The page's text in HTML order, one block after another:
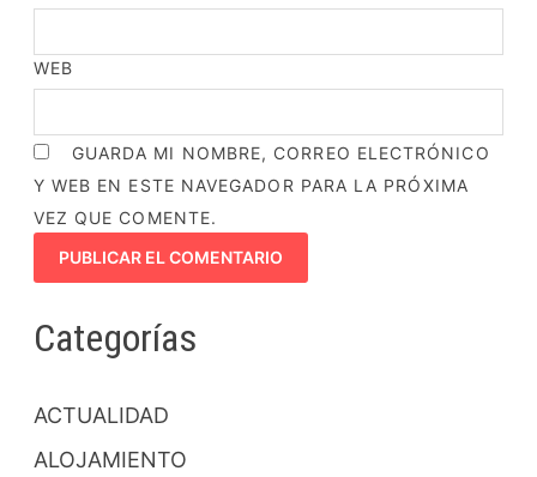
WEB
GUARDA MI NOMBRE, CORREO ELECTRÓNICO
Y WEB EN ESTE NAVEGADOR PARA LA PRÓXIMA
VEZ QUE COMENTE.
Categorías
ACTUALIDAD
ALOJAMIENTO